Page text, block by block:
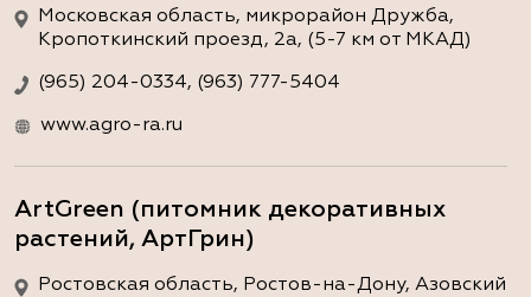
Московская область, микрорайон Дружба,
Кропоткинский проезд, 2а, (5-7 км от МКАД)
(965) 204-0334, (963) 777-5404
www.agro-ra.ru
ArtGreen (питомник декоративных
растений, АртГрин)
Ростовская область, Ростов-на-Дону, Азовский